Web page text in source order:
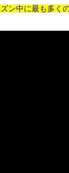
ン中に最も多く